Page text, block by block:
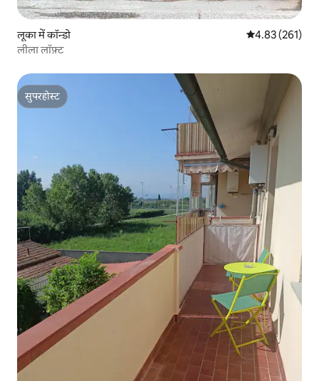
लूका में कॉन्डो औसत रेटिंग 5 में से
4.83 (261)
लीला लॉफ़्ट
सुपरहोस्ट
सुपरहोस्ट